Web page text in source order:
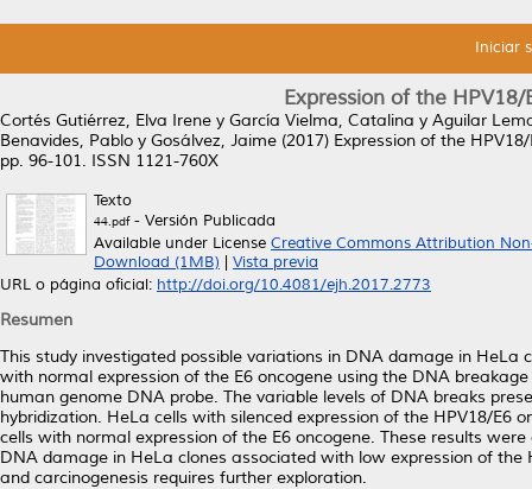
Iniciar
Expression of the
Cortés Gutiérrez, Elva Irene y García Vielma, Catalina y Aguilar
Benavides, Pablo y Gosálvez, Jaime (2017) Expression of the
pp. 96-101. ISSN 1121-760X
Texto
44.pdf- Versión Publicada
Available under License Creative Commons Attribution
Download (1MB)
Vista previa
URL o página oficial: http://doi.org/10.4081/ejh.2017.2773
Resumen
This study investigated possible variations in DNA damage in
with normal expression of the E6 oncogene using the DNA
human genome DNA probe. The variable levels of DNA breaks
hybridization. HeLa cells with silenced expression of the HPV18/
cells with normal expression of the E6 oncogene. These results
DNA damage in HeLa clones associated with low expression of the
and carcinogenesis requires further exploration.